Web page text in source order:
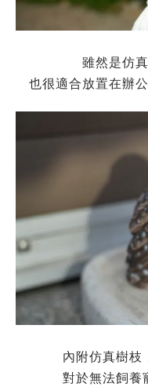
雖然是仿
也很適合放置在辦
內附仿真樹枝
對於無法飼養